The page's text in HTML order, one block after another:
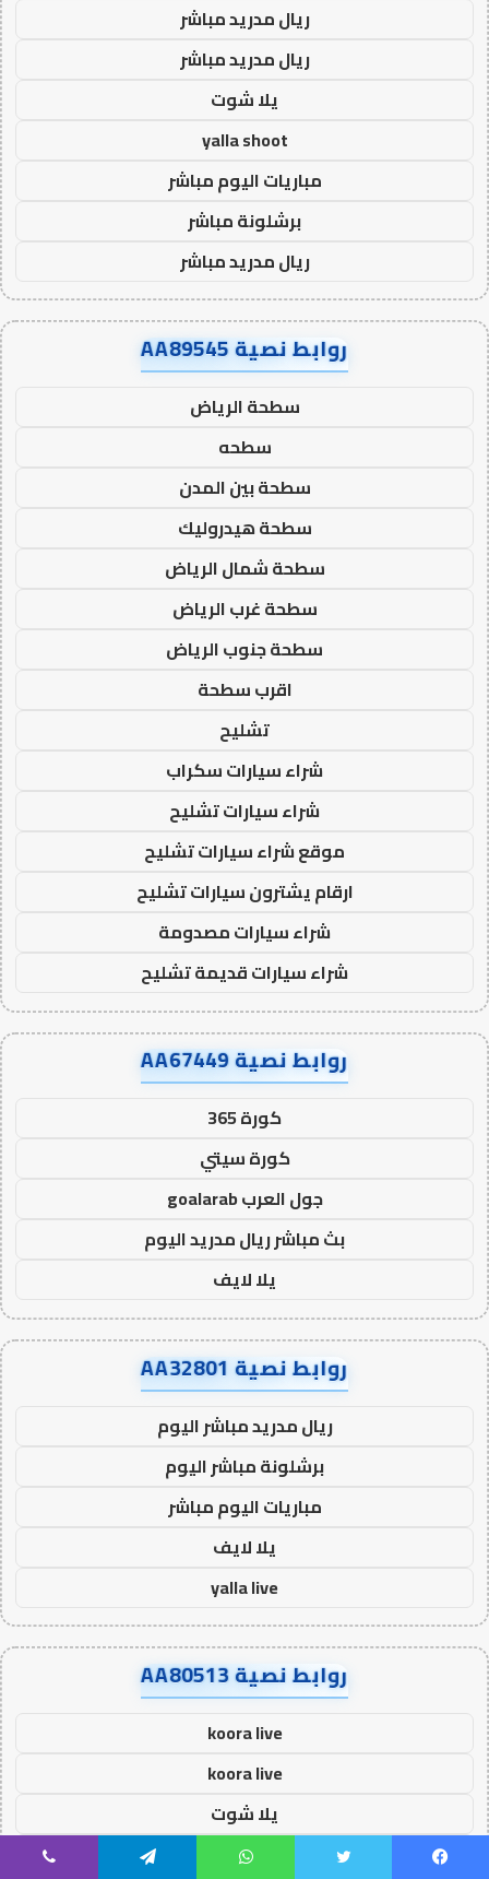
ريال مدريد مباشر
ريال مدريد مباشر
يلا شوت
yalla shoot
مباريات اليوم مباشر
برشلونة مباشر
ريال مدريد مباشر
روابط نصية AA89545
سطحة الرياض
سطحه
سطحة بين المدن
سطحة هيدروليك
سطحة شمال الرياض
سطحة غرب الرياض
سطحة جنوب الرياض
اقرب سطحة
تشليح
شراء سيارات سكراب
شراء سيارات تشليح
موقع شراء سيارات تشليح
ارقام يشترون سيارات تشليح
شراء سيارات مصدومة
شراء سيارات قديمة تشليح
روابط نصية AA67449
كورة 365
كورة سيتي
جول العرب goalarab
بث مباشر ريال مدريد اليوم
يلا لايف
روابط نصية AA32801
ريال مدريد مباشر اليوم
برشلونة مباشر اليوم
مباريات اليوم مباشر
يلا لايف
yalla live
روابط نصية AA80513
koora live
koora live
يلا شوت
يلا شوت